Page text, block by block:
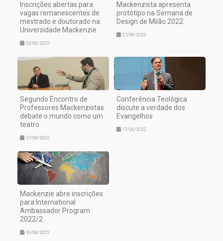
Inscrições abertas para
vagas remanescentes de
mestrado e doutorado na
Universidade Mackenzie
22/06/2022
Mackenzista apresenta
protótipo na Semana de
Design de Milão 2022
21/06/2022
Segundo Encontro de
Professores Mackenzistas
debate o mundo como um
teatro
17/06/2022
Conferência Teológica
discute a verdade dos
Evangelhos
17/06/2022
Mackenzie abre inscrições
para International
Ambassador Program
2022/2
16/06/2022